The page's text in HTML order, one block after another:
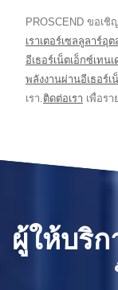
PROSCEND ขอเ
เราเตอร์เซลลูลาร์อุ
อีเธอร์เน็ตเอ็กซ์เทนเ
พลังงานผ่านอีเธอร์เ
เรา.ติดต่อเรา เพื่อรา
ผู้ให้บริ